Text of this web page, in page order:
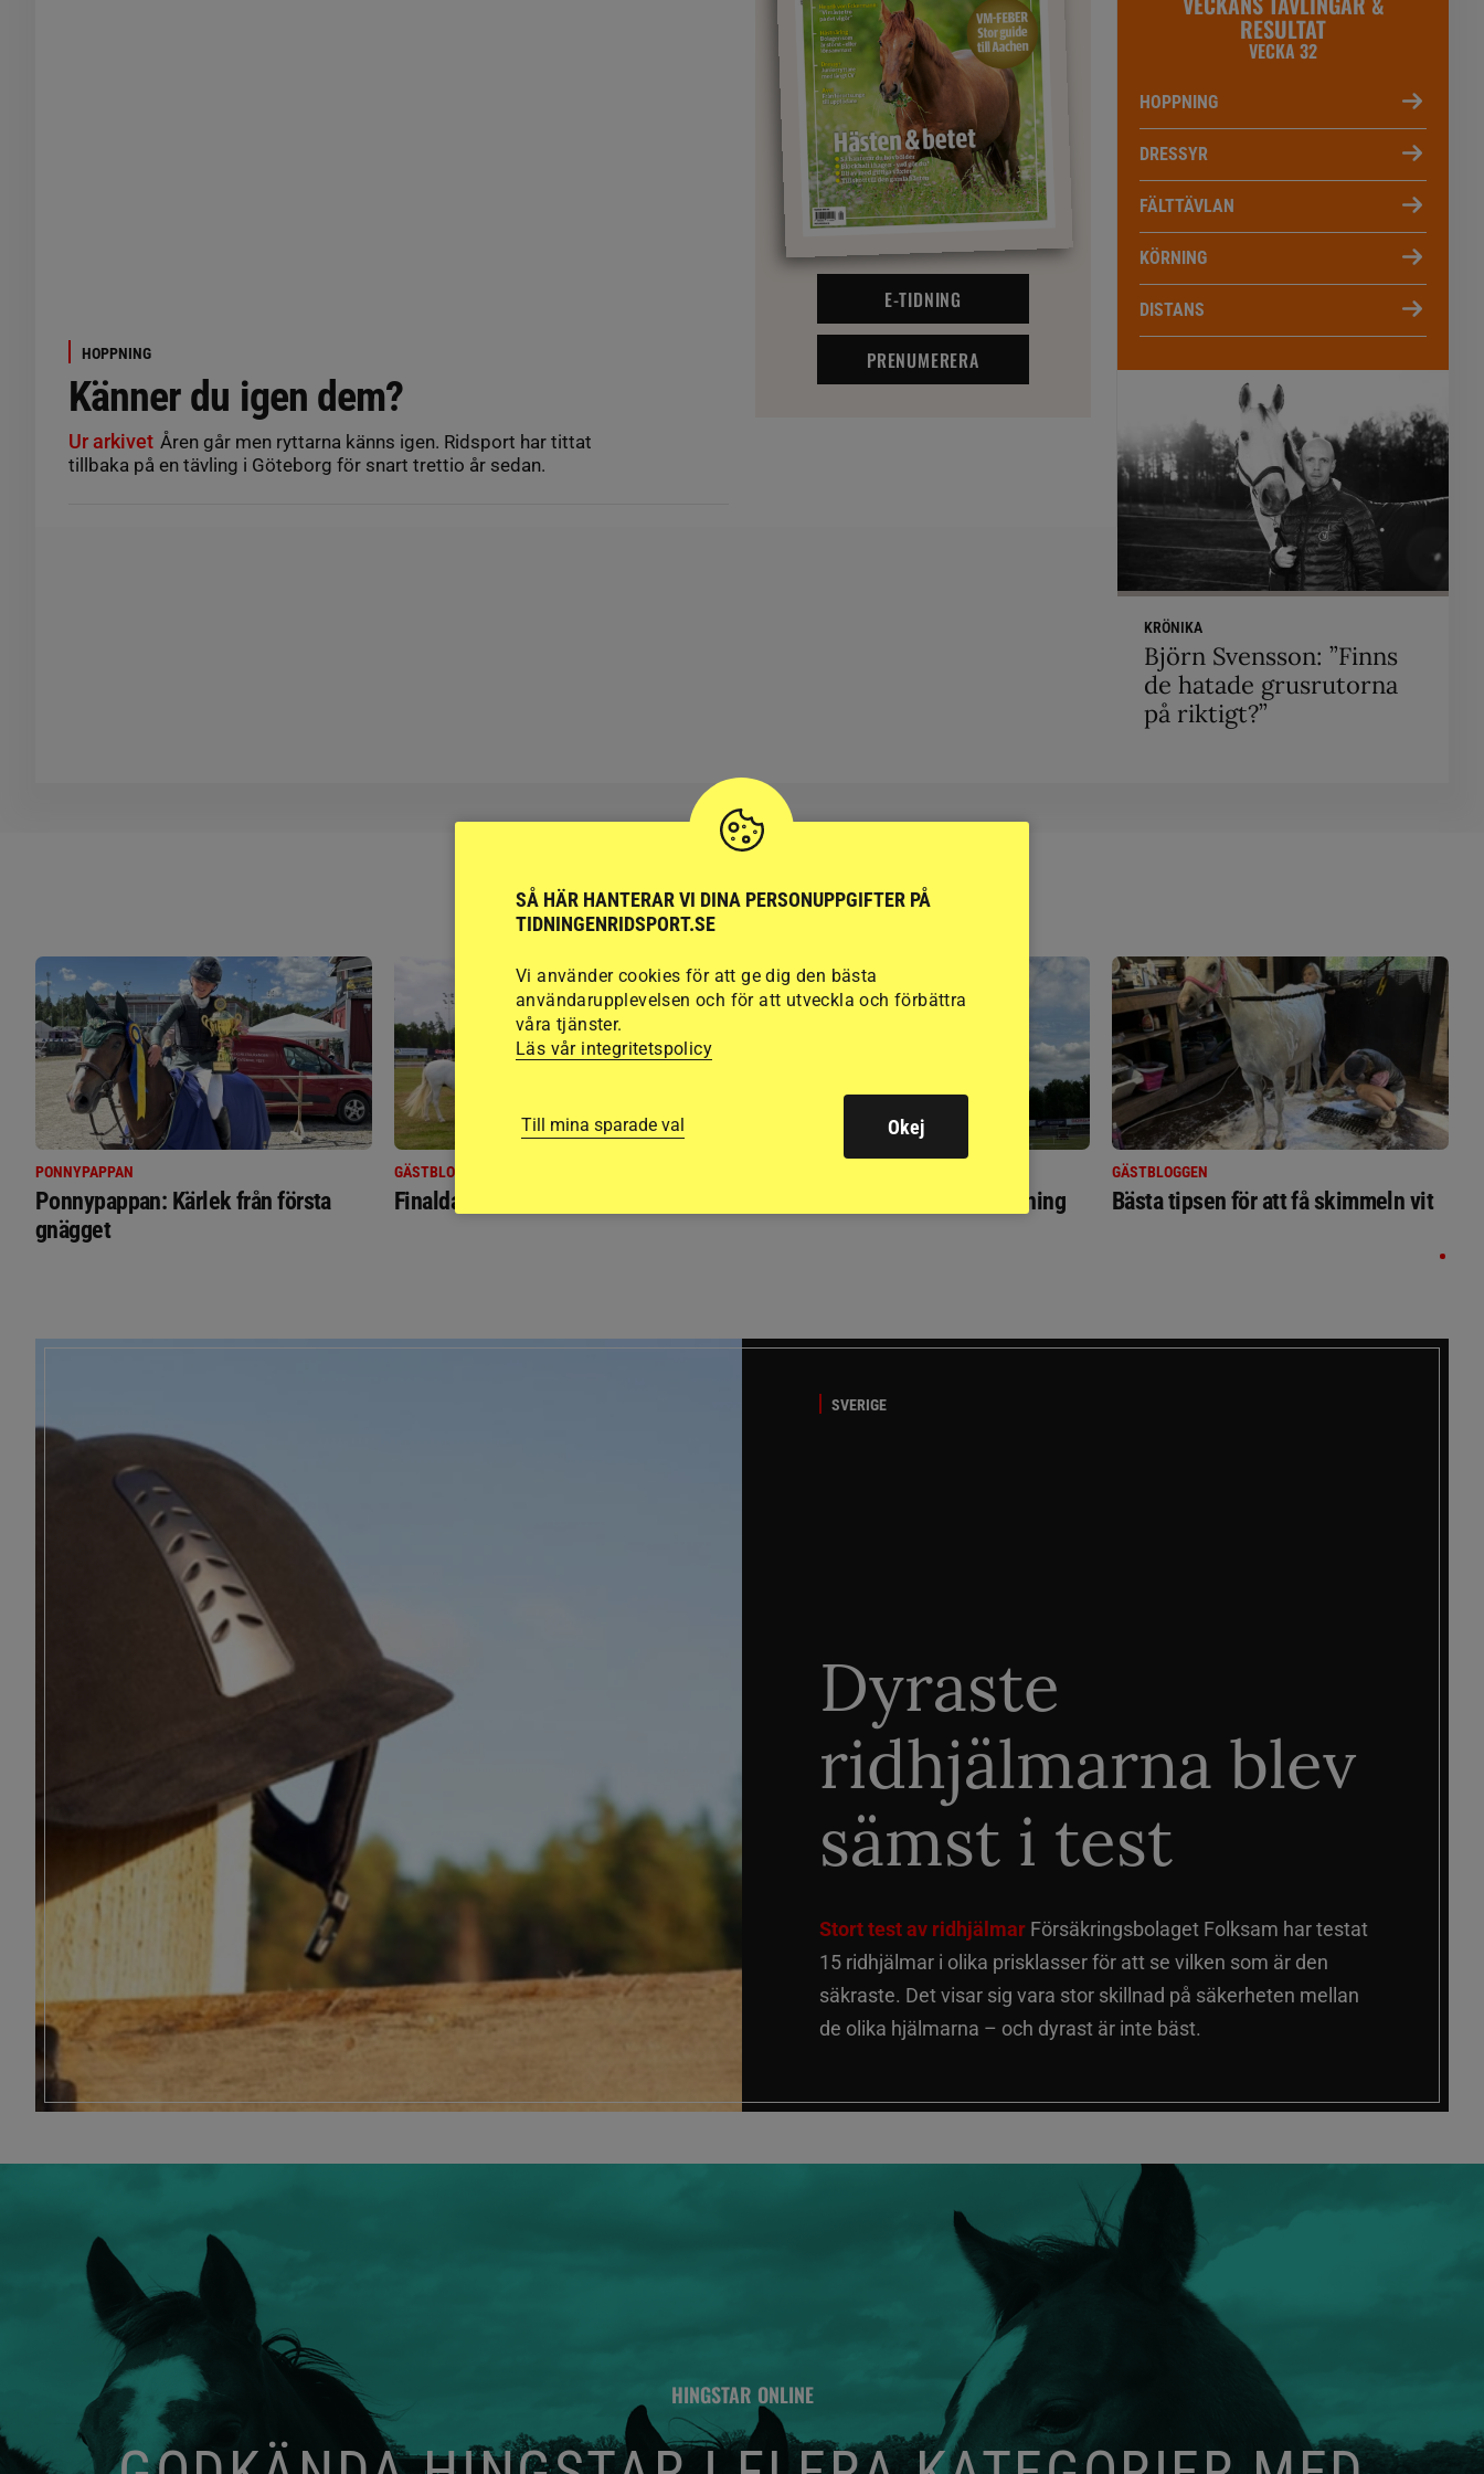
HOPPNING
Känner du igen dem?
Ur arkivet Åren går men ryttarna känns igen. Ridsport har tittat
tillbaka på en tävling i Göteborg för snart trettio år sedan.
E-TIDNING
PRENUMERERA
RESULTAT
VECKA 32
HOPPNING
DRESSYR
FÄLTTÄVLAN
KÖRNING
DISTANS
KRÖNIKA
Björn Svensson: ”Finns
de hatade grusrutorna
på riktigt?”
RIDSPORT
BLOGGAR
PONNYPAPPAN
Ponnypappan: Kärlek från första
gnägget
GÄSTBLOGGEN
Finaldag med jubileumsutställning Så gick det på helgens utställning
GÄSTBLOGGEN
Bästa tipsen för att få skimmeln vit
SVERIGE
Dyraste
ridhjälmarna blev
sämst i test
Stort test av ridhjälmar Försäkringsbolaget Folksam har testat
15 ridhjälmar i olika prisklasser för att se vilken som är den
säkraste. Det visar sig vara stor skillnad på säkerheten mellan
de olika hjälmarna – och dyrast är inte bäst.
HINGSTAR ONLINE
SÅ HÄR HANTERAR VI DINA PERSONUPPGIFTER PÅ
TIDNINGENRIDSPORT.SE
Vi använder cookies för att ge dig den bästa
användarupplevelsen och för att utveckla och förbättra
våra tjänster.
Läs vår integritetspolicy
Till mina sparade val Okej